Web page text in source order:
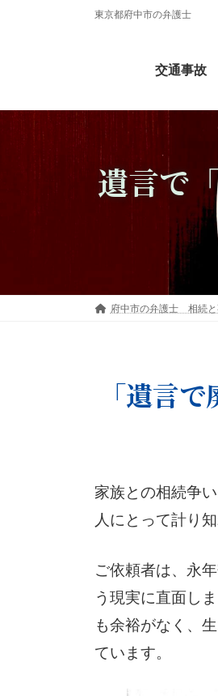
東京都府中市の弁護士
交通事故
遺言で
府中市の弁護士 相続と
「遺言
家族との相続争
人にとって計り
ご依頼者は、永
う現実に直面し
も余裕がなく、
ています。